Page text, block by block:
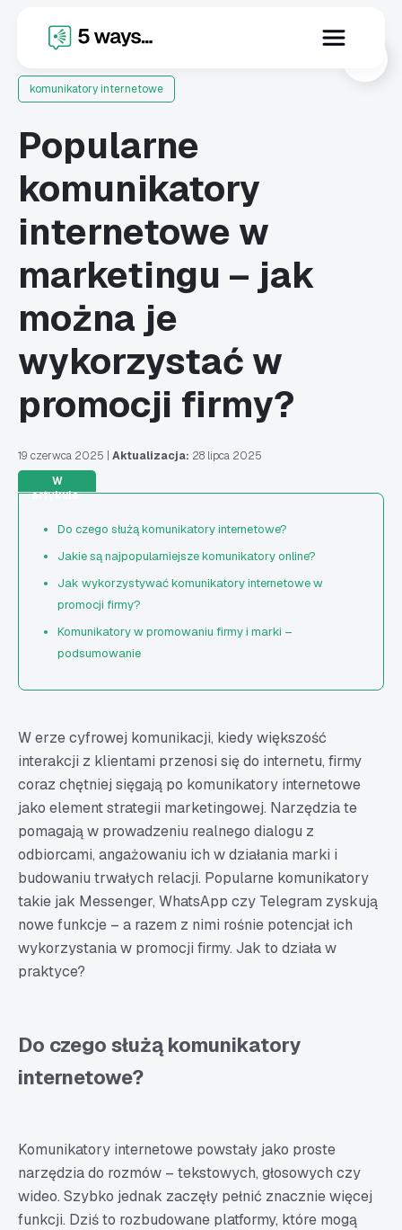
komunikatory internetowe
Popularne
komunikatory
internetowe w
marketingu – jak
można je
wykorzystać w
promocji firmy?
19 czerwca 2025 Aktualizacja: 28 lipca 2025
W
artykule:
Do czego służą komunikatory internetowe?
Jakie są najpopularniejsze komunikatory online?
Jak wykorzystywać komunikatory internetowe w
promocji firmy?
Komunikatory w promowaniu firmy i marki –
podsumowanie
W erze cyfrowej komunikacji, kiedy większość
interakcji z klientami przenosi się do internetu, firmy
coraz chętniej sięgają po komunikatory internetowe
jako element strategii marketingowej. Narzędzia te
pomagają w prowadzeniu realnego dialogu z
odbiorcami, angażowaniu ich w działania marki i
budowaniu trwałych relacji. Popularne komunikatory
takie jak Messenger, WhatsApp czy Telegram zyskują
nowe funkcje – a razem z nimi rośnie potencjał ich
wykorzystania w promocji firmy. Jak to działa w
praktyce?
Do czego służą komunikatory
internetowe?
Komunikatory internetowe powstały jako proste
narzędzia do rozmów – tekstowych, głosowych czy
wideo. Szybko jednak zaczęły pełnić znacznie więcej
funkcji. Dziś to rozbudowane platformy, które mogą